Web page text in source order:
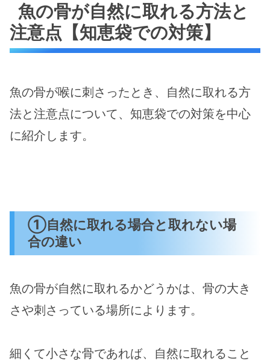
魚の骨が自然に取れる方法と
注意点【知恵袋での対策】
魚の骨が喉に刺さったとき、自然に取れる方
法と注意点について、知恵袋での対策を中心
に紹介します。
①自然に取れる場合と取れない場
合の違い
魚の骨が自然に取れるかどうかは、骨の大き
さや刺さっている場所によります。
細くて小さな骨であれば、自然に取れること